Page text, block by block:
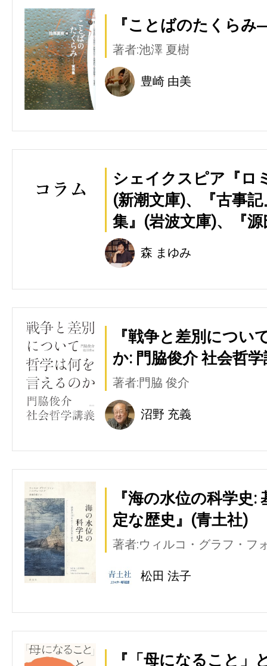
『ことばのたくら
著者:池澤 夏樹
豊崎 由美
シェイクスピア『ロ
(新潮文庫)、『古事
集』(岩波文庫)、『
森 まゆみ
『戦争と差別につい
か: 門脇俊介 社会哲
著者:門脇 俊介
沼野 充義
『海の水位の科学史
定な歴史』(青土社)
著者:ウィルコ・グラフ・フ
松田 法子
『「母になること」